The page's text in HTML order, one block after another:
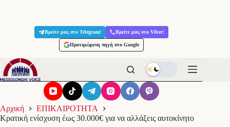
Βρείτε μας στο Telegram! Βρείτε μας στο Viber!
Προτιμώμενη πηγή στο Google
Αρχική
ΕΠΙΚΑΙΡΟΤΗΤΑ
Κρατική ενίσχυση έως 30.000€ για να αλλάξεις αυτοκίνητο